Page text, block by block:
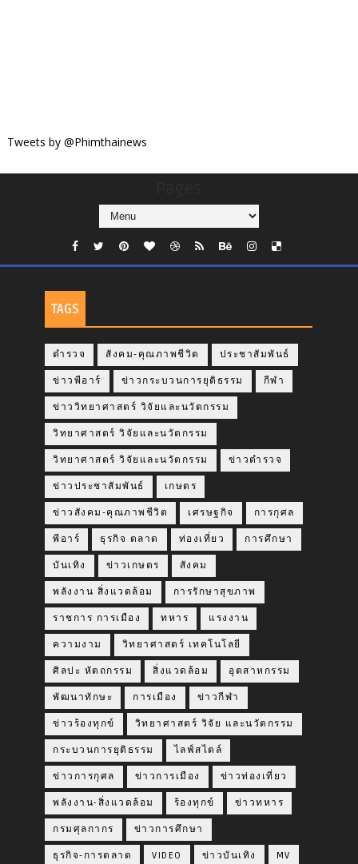
Tweets by @Phimthainews
TAGS
ตำรวจ สังคม-คุณภาพชีวิต ประชาสัมพันธ์
ข่าวพีอาร์ ข่าวกระบวนการยุติธรรม กีฬา
ข่าววิทยาศาสตร์ วิจัยและนวัตกรรม
วิทยาศาสตร์ วิจัยและนวัตกรรม
วิทยาศาสตร์ วิจัยและนวัตกรรม ข่าวตำรวจ
ข่าวประชาสัมพันธ์ เกษตร
ข่าวสังคม-คุณภาพชีวิต เศรษฐกิจ การกุศล
พีอาร์ ธุรกิจ ตลาด ท่องเที่ยว การศึกษา
บันเทิง ข่าวเกษตร สังคม
พลังงาน สิ่งแวดล้อม การรักษาสุขภาพ
ราชการ การเมือง ทหาร แรงงาน
ความงาม วิทยาศาสตร์ เทคโนโลยี
ศิลปะ หัตถกรรม สิ่งแวดล้อม อุตสาหกรรม
พัฒนาทักษะ การเมือง ข่าวกีฬา
ข่าวร้องทุกข์ วิทยาศาสตร์ วิจัย และนวัตกรรม
กระบวนการยุติธรรม ไลฟ์สไตล์
ข่าวการกุศล ข่าวการเมือง ข่าวท่องเที่ยว
พลังงาน-สิ่งแวดล้อม ร้องทุกข์ ข่าวทหาร
กรมศุลกากร ข่าวการศึกษา
ธุรกิจ-การตลาด VIDEO ข่าวบันเทิง MV